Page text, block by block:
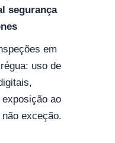
segurança
em
uso de
ao
exceção.